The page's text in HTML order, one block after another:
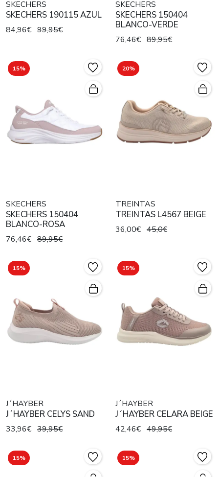
SKECHERS
SKECHERS 190115 AZUL
84,96€ 99,95€
SKECHERS
SKECHERS 150404
BLANCO-VERDE
76,46€ 89,95€
15%
SKECHERS
SKECHERS 150404
BLANCO-ROSA
76,46€ 89,95€
20%
TREINTAS
TREINTAS L4567 BEIGE
36,00€ 45,0€
15%
J´HAYBER
J´HAYBER CELYS SAND
33,96€ 39,95€
15%
J´HAYBER
J´HAYBER CELARA BEIGE
42,46€ 49,95€
15% 15%